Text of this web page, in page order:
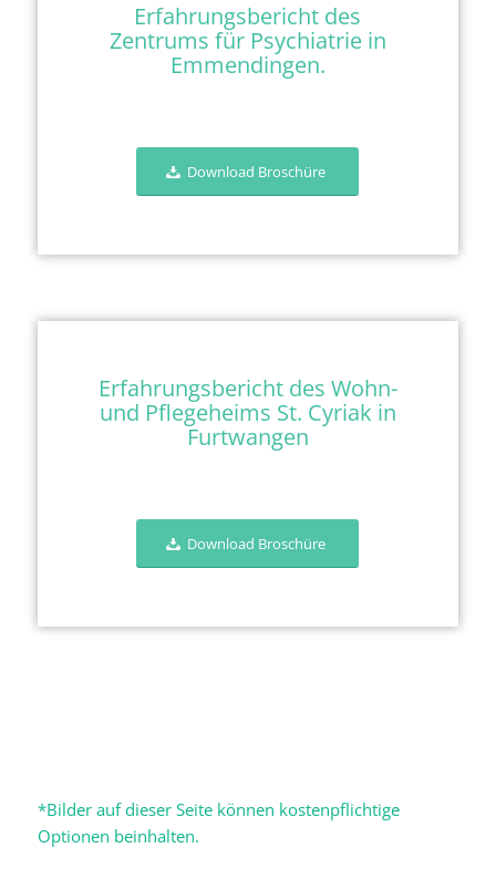
Erfahrungsbericht des
Zentrums für Psychiatrie in
Emmendingen.
Download Broschüre
Erfahrungsbericht des Wohn-
und Pflegeheims St. Cyriak in
Furtwangen
Download Broschüre
*Bilder auf dieser Seite können kostenpflichtige
Optionen beinhalten.